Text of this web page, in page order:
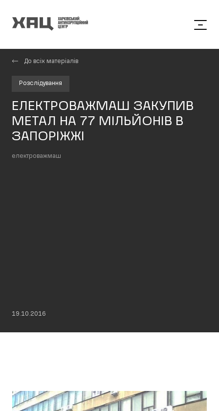
До всіх матеріалів
Розслідування
ЕЛЕКТРОВАЖМАШ ЗАКУПИВ
МЕТАЛ НА 77 МІЛЬЙОНІВ В
ЗАПОРІЖЖІ
електроважмаш
19.10.2016